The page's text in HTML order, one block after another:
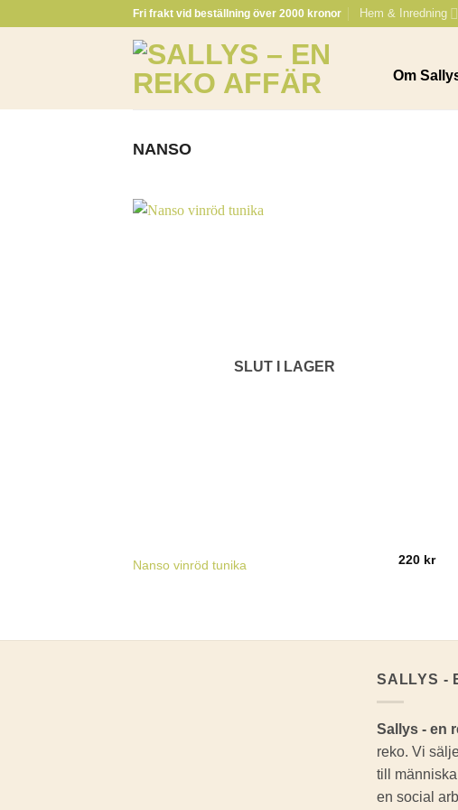
Fri frakt vid beställning över 2000 kronor Hem & Inredning
Om
NANSO
SLUT I LAGER
Nanso vinröd tunika 220 kr
SALLYS -
Sallys - en
reko. Vi
till
en social